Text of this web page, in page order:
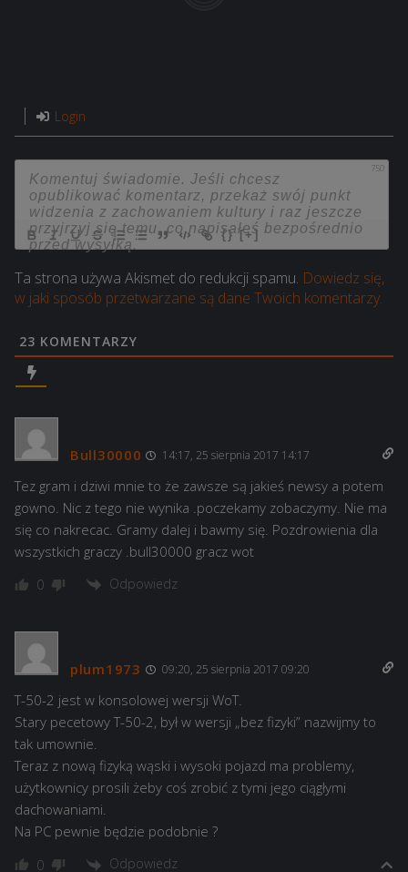
Login
750
{} [+]
Ta strona używa Akismet do redukcji spamu. Dowiedz się,
w jaki sposób przetwarzane są dane Twoich komentarzy.
23 KOMENTARZY
Bull30000 14:17, 25 sierpnia 2017 14:17
Tez gram i dziwi mnie to że zawsze są jakieś newsy a potem
gowno. Nic z tego nie wynika .poczekamy zobaczymy. Nie ma
się co nakrecac. Gramy dalej i bawmy się. Pozdrowienia dla
wszystkich graczy .bull30000 gracz wot
0 Odpowiedz
plum1973 09:20, 25 sierpnia 2017 09:20
T-50-2 jest w konsolowej wersji WoT.
Stary pecetowy T-50-2, był w wersji „bez fizyki” nazwijmy to
tak umownie.
Teraz z nową fizyką wąski i wysoki pojazd ma problemy,
użytkownicy prosili żeby coś zrobić z tymi jego ciągłymi
dachowaniami.
Na PC pewnie będzie podobnie ?
0 Odpowiedz